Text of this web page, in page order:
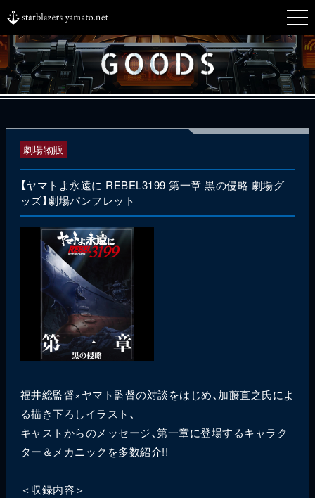
劇場物販
【ヤマトよ永遠に REBEL3199 第一章 黒の侵略 劇場グ
ッズ】劇場パンフレット
福井総監督×ヤマト監督の対談をはじめ、加藤直之氏によ
る描き下ろしイラスト、
キャストからのメッセージ、第一章に登場するキャラク
ター＆メカニックを多数紹介!!
＜収録内容＞